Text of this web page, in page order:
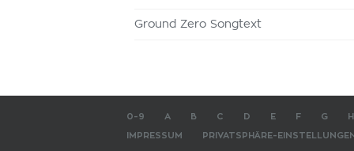
Ground Zero Songtext
0-9 A B C D E F G H
IMPRESSUM PRIVATSPHÄRE-